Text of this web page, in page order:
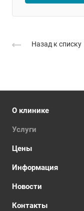
Назад к списку
О клинике
Услуги
Цены
Информация
Новости
Контакты